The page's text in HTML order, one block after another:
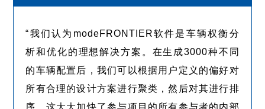
“我们认为modeFRONTIER软件是车辆权衡分
析和优化的理想解决方案。在生成3000种不同
的车辆配置后，我们可以根据用户定义的偏好对
所有合理的设计方案进行聚类，然后对其进行排
序。这大大加快了参与项目的所有参与者的内部